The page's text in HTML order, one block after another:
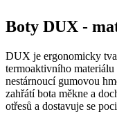
Boty DUX -
DUX je ergonomicky
termoaktivního
nestárnoucí gumovou
zahřátí bota měkne a
otřesů a dostavuje se